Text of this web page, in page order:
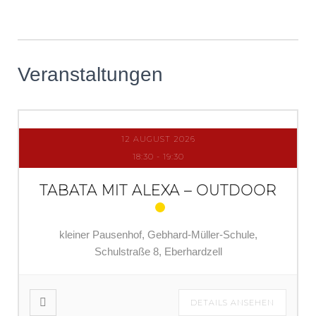
Veranstaltungen
12 AUGUST 2026
18:30 - 19:30
TABATA MIT ALEXA – OUTDOOR
kleiner Pausenhof, Gebhard-Müller-Schule,
Schulstraße 8, Eberhardzell
DETAILS ANSEHEN